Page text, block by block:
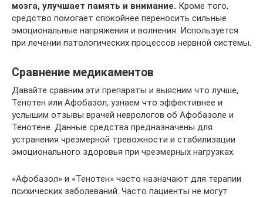
мозга, улучшает память и внимание. Кроме того,
средство помогает спокойнее переносить сильные
эмоциональные напряжения и волнения. Используется
при лечении патологических процессов нервной системы.
Сравнение медикаментов
Давайте сравним эти препараты и выясним что лучше,
Тенотен или Афобазол, узнаем что эффективнее и
услышим отзывы врачей неврологов об Афобазоле и
Тенотене. Данные средства предназначены для
устранения чрезмерной тревожности и стабилизации
эмоционального здоровья при чрезмерных нагрузках.
«Афобазол» и «Тенотен» часто назначают для терапии
психических заболеваний. Часто пациенты не могут